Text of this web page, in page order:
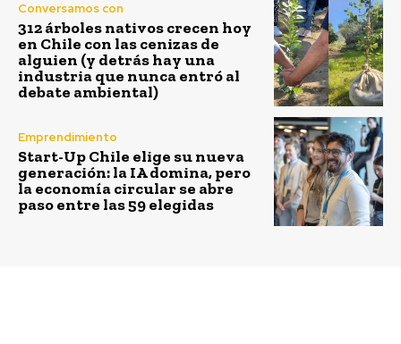
Conversamos con
312 árboles nativos crecen hoy
en Chile con las cenizas de
alguien (y detrás hay una
industria que nunca entró al
debate ambiental)
Emprendimiento
Start-Up Chile elige su nueva
generación: la IA domina, pero
la economía circular se abre
paso entre las 59 elegidas